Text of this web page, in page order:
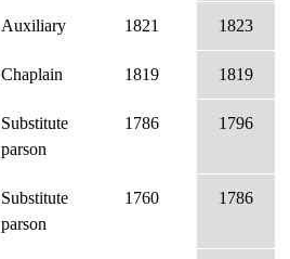
Auxiliary 1821 1823
Chaplain 1819 1819
Substitute
parson
1786 1796
Substitute
parson
1760 1786